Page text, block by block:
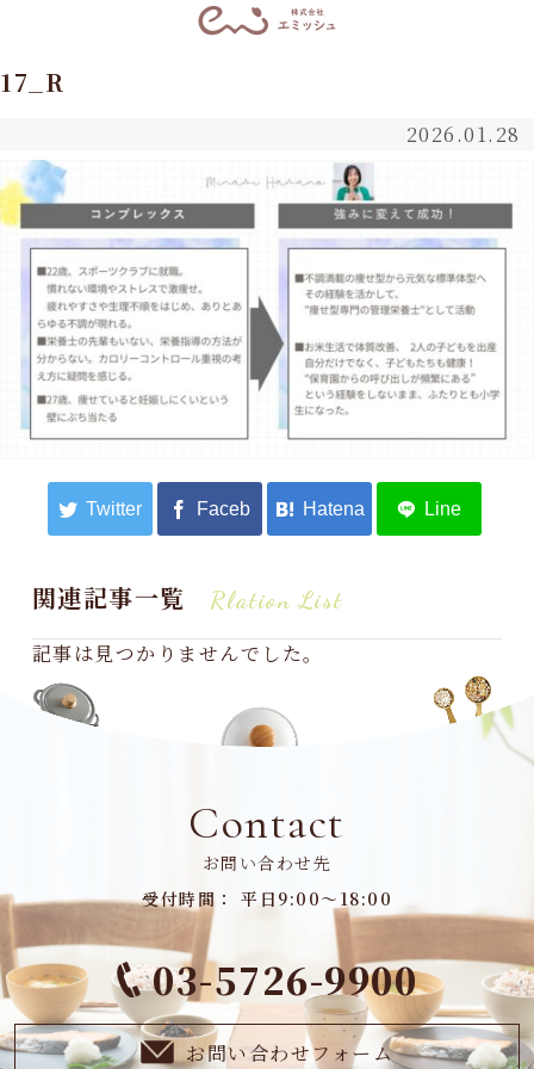
17_R
2026.01.28
関連記事一覧 Rlation List
記事は見つかりませんでした。
Contact
お問い合わせ先
受付時間： 平日9:00～18:00
03-5726-9900
お問い合わせフォーム